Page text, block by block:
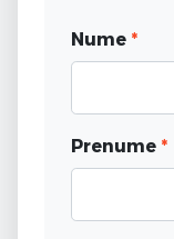
Nume *
Prenume *